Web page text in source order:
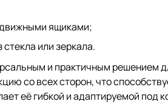
ящиками;
или зеркала.
и практичным решением
со всех сторон, что
её гибкой и адаптируемой под